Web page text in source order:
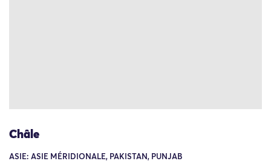
Châle
ASIE: ASIE MÉRIDIONALE, PAKISTAN, PUNJAB